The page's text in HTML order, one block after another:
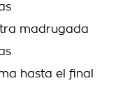
madrugada
hasta el final